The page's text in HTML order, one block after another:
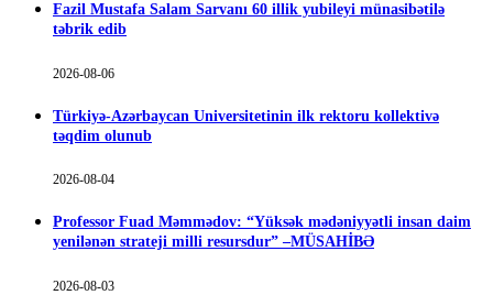
Fazil Mustafa Salam Sarvanı 60 illik yubileyi münasibətilə
təbrik edib
2026-08-06
Türkiyə-Azərbaycan Universitetinin ilk rektoru kollektivə
təqdim olunub
2026-08-04
Professor Fuad Məmmədov: “Yüksək mədəniyyətli insan daim
yenilənən strateji milli resursdur” –MÜSAHİBƏ
2026-08-03